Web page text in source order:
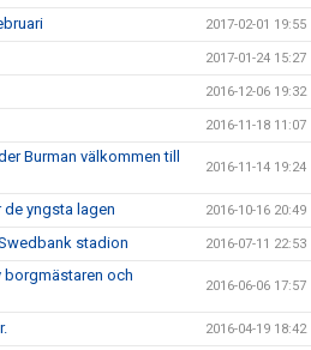
2017-02-01 19:55
2017-01-24 15:27
2016-12-06 19:32
2016-11-18 11:07
Burman välkommen till
2016-11-14 19:24
yngsta lagen 2016-10-16 20:49
stadion 2016-07-11 22:53
borgmästaren och
2016-06-06 17:57
2016-04-19 18:42